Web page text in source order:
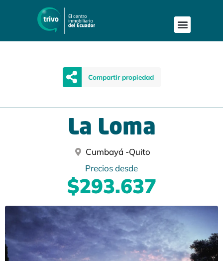
Compartir propiedad
La Loma
Cumbayá -Quito
Precios desde
$293.637